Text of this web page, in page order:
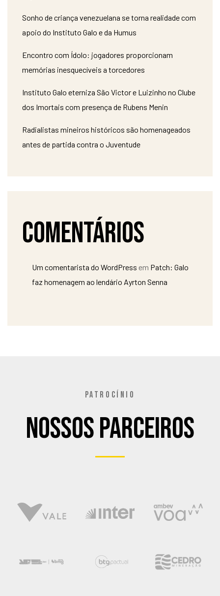
Sonho de criança venezuelana se torna realidade com
apoio do Instituto Galo e da Humus
Encontro com Ídolo: jogadores proporcionam
memórias inesquecíveis a torcedores
Instituto Galo eterniza São Victor e Luizinho no Clube
dos Imortais com presença de Rubens Menin
Radialistas mineiros históricos são homenageados
antes de partida contra o Juventude
Comentários
Um comentarista do WordPress em Patch: Galo
faz homenagem ao lendário Ayrton Senna
PATROCÍNIO
Nossos Parceiros